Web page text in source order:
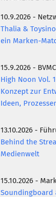
10.9.2026 -
Thalia &
ein Marken-
15.9.2026 -
High Noon Vol.
Konzept zur
Ideen,
13.10.2026 -
Behind the
Medienwelt
15.10.2026 -
Soundingboard